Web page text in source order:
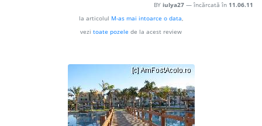
BY iulya27 — încărcată în 11.06.11
la articolul M-as mai intoarce o data,
vezi toate pozele de la acest review